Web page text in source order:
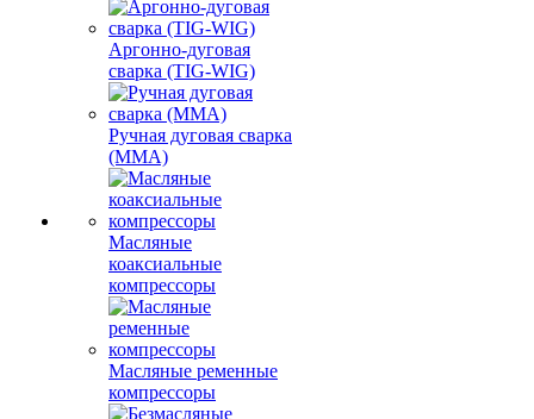
Аргонно-дуговая
сварка (TIG-WIG)
Ручная дуговая сварка
(MMA)
Масляные
коаксиальные
компрессоры
Масляные ременные
компрессоры